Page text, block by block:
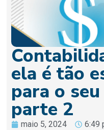
ela é tão
para o
parte 2
maio 5, 2024
6:49